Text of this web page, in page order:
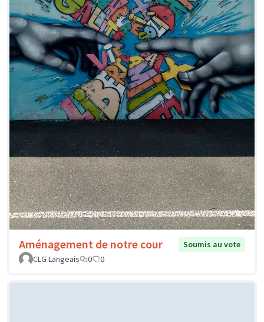
Aménagement de notre cour
Soumis au vote
CLG Langeais
0 0